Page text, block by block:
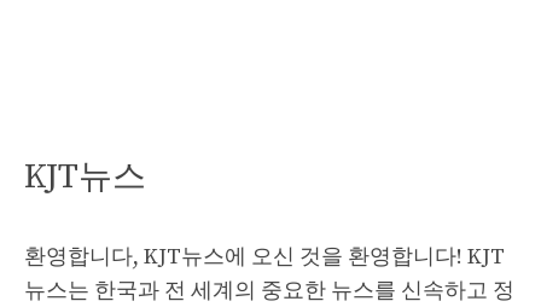
KJT뉴스
환영합니다, KJT뉴스에 오신 것을 환영합니다! KJT
뉴스는 한국과 전 세계의 중요한 뉴스를 신속하고 정